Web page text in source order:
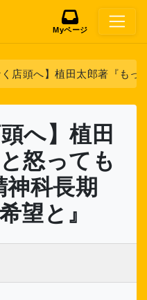
Myページ
く店頭へ】植田太郎著『も
へ】植田
怒っても
科長期
望と』